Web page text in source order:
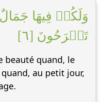
وَلَكُمۡ فِيهَا
تَسۡرَحُونَ [٦]
beauté quand, le
au petit jour,